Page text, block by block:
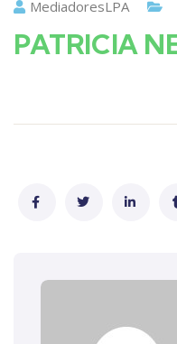
MediadoresLPA
PATRICIA